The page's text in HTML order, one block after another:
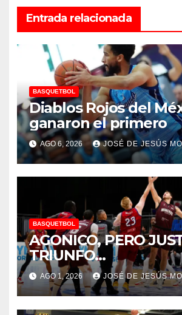
Entrada relacionada
BASQUETBOL
Diablos Rojos del
ganaron el primero
AGO 6, 2026 JOSÉ DE JESÚS
BASQUETBOL
AGONICO, PERO
TRIUNFO…
AGO 1, 2026 JOSÉ DE JESÚS